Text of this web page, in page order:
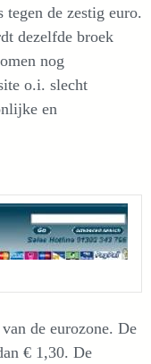
de zestig euro.
dezelfde broek
nog
o.i. slecht
en
de eurozone. De
€ 1,30. De